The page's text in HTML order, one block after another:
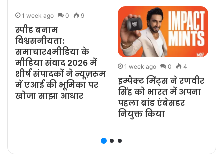
1 week ago 0 9
स्पीड बनाम
विश्वसनीयता:
समाचार4मीडिया के
मीडिया संवाद 2026 में
शीर्ष संपादकों ने न्यूज़रूम
में एआई की भूमिका पर
खोजा साझा आधार
1 week ago 0 4
इम्पैक्ट मिंट्स ने रणवीर
सिंह को भारत में अपना
पहला ब्रांड एंबेसडर
नियुक्त किया